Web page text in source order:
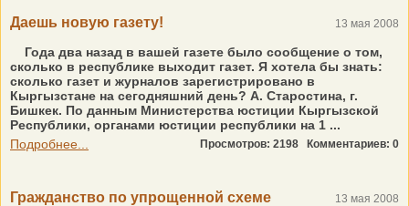
Даешь новую газету! 13 мая 2008
Года два назад в вашей газете было сообщение о том,
сколько в республике выходит газет. Я хотела бы знать:
сколько газет и журналов зарегистрировано в
Кыргызстане на сегодняшний день? А. Старостина, г.
Бишкек. По данным Министерства юстиции Кыргызской
Республики, органами юстиции республики на 1 ...
Подробнее...
Просмотров: 2198 Комментариев: 0
Гражданство по упрощенной схеме 13 мая 2008